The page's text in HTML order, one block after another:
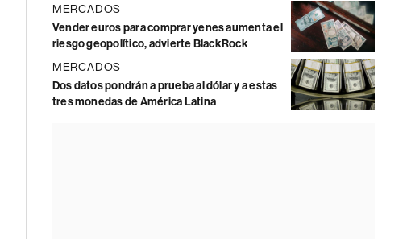
MERCADOS
Vender euros para comprar yenes aumenta el
riesgo geopolítico, advierte BlackRock
MERCADOS
Dos datos pondrán a prueba al dólar y a estas
tres monedas de América Latina